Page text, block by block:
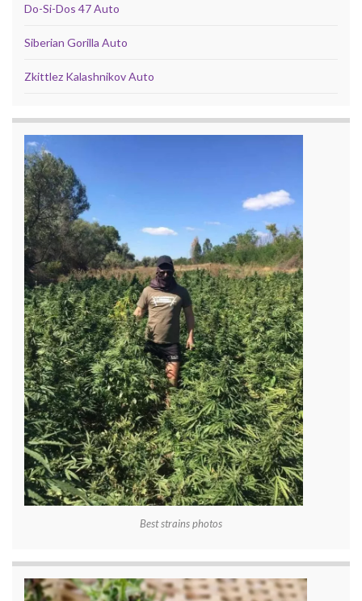
Do-Si-Dos 47 Auto
Siberian Gorilla Auto
Zkittlez Kalashnikov Auto
Best strains photos